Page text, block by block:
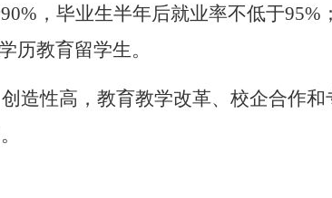
，毕业生半年后就业率不低于95%
历教育留学生。
造性高，教育教学改革、校企合作和